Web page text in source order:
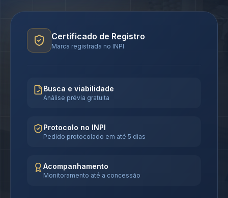
Certificado de Registro
Marca registrada no INPI
Busca e viabilidade
Análise prévia gratuita
Protocolo no INPI
Pedido protocolado em até 5 dias
Acompanhamento
Monitoramento até a concessão